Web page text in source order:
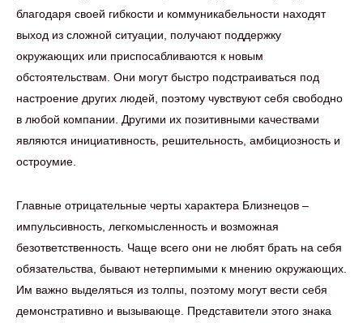
благодаря своей гибкости и коммуникабельности находят
выход из сложной ситуации, получают поддержку
окружающих или приспосабливаются к новым
обстоятельствам. Они могут быстро подстраиваться под
настроение других людей, поэтому чувствуют себя свободно
в любой компании. Другими их позитивными качествами
являются инициативность, решительность, амбициозность и
остроумие.
Главные отрицательные черты характера Близнецов –
импульсивность, легкомысленность и возможная
безответственность. Чаще всего они не любят брать на себя
обязательства, бывают нетерпимыми к мнению окружающих.
Им важно выделяться из толпы, поэтому могут вести себя
демонстративно и вызывающе. Представители этого знака